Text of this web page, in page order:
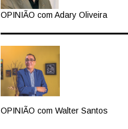
OPINIÃO com Adary Oliveira
OPINIÃO com Walter Santos